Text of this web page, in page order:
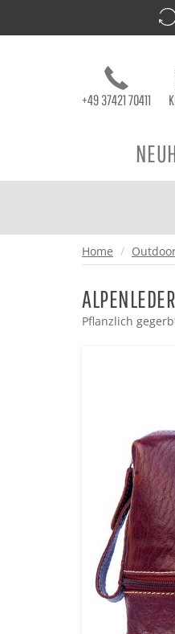
+49 37421 70411
Home
Pflanzlich